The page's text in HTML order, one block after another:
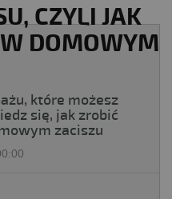
CZYLI JAK
DOMOWYM
które możesz
się, jak zrobić
zaciszu